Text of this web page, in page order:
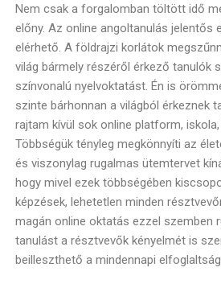
Nem csak a forgalomban töltött idő
előny. Az online angoltanulás jelentős
elérhető. A földrajzi korlátok
világ bármely részéről érkező tanulók
színvonalú nyelvoktatást. Én is
szinte bárhonnan a világból érkeznek
rajtam kívül sok online platform,
Többségük tényleg megkönnyíti az
és viszonylag rugalmas ütemtervet
hogy mivel ezek többségében
képzések, lehetetlen minden
magán online oktatás ezzel szemben
tanulást a résztvevők kényelmét is
beilleszthető a mindennapi